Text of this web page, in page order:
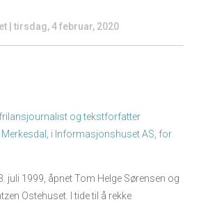
tirsdag, 4 februar, 2020
frilansjournalist og tekstforfatter
Merkesdal, i Informasjonshuset AS, for
juli 1999, åpnet Tom Helge Sørensen og
Ostehuset. I tide til å rekke